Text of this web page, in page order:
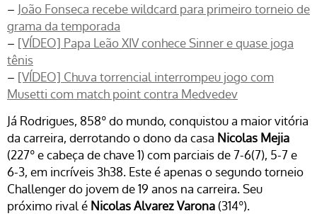
– João Fonseca recebe wildcard para primeiro torneio de
grama da temporada
– [VÍDEO] Papa Leão XIV conhece Sinner e quase joga
tênis
– [VÍDEO] Chuva torrencial interrompeu jogo com
Musetti com match point contra Medvedev
Já Rodrigues, 858º do mundo, conquistou a maior vitória
da carreira, derrotando o dono da casa Nicolas Mejia
(227º e cabeça de chave 1) com parciais de 7-6(7), 5-7 e
6-3, em incríveis 3h38. Este é apenas o segundo torneio
Challenger do jovem de 19 anos na carreira. Seu
próximo rival é Nicolas Alvarez Varona(314º).